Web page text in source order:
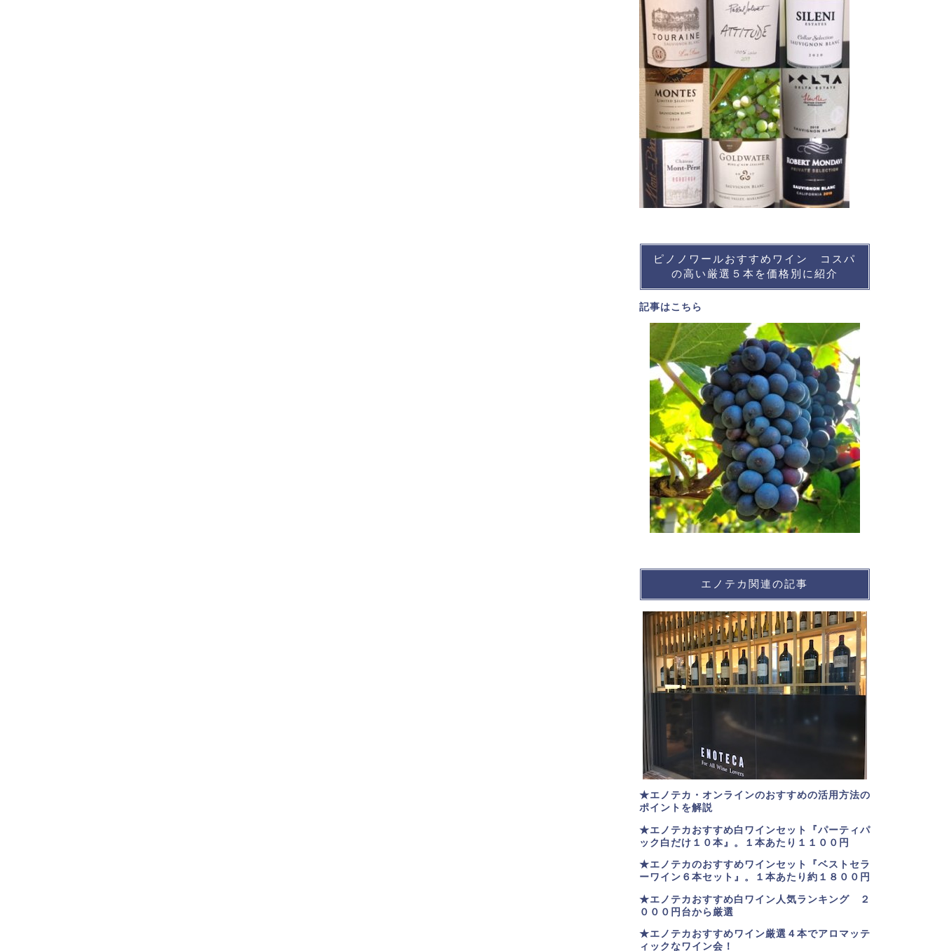
ピノノワールおすすめワイン コスパ
の高い厳選５本を価格別に紹介
記事はこちら
エノテカ関連の記事
★エノテカ・オンラインのおすすめの活用方法の
ポイントを解説
★エノテカおすすめ白ワインセット『パーティパ
ック白だけ１０本』。１本あたり１１００円
★エノテカのおすすめワインセット『ベストセラ
ーワイン６本セット』。
１本あたり約１８００円
★エノテカおすすめ白ワイン人気ランキング ２
０００円台から厳選
★エノテカおすすめワイン厳選４本でアロマッテ
ィックなワイン会！